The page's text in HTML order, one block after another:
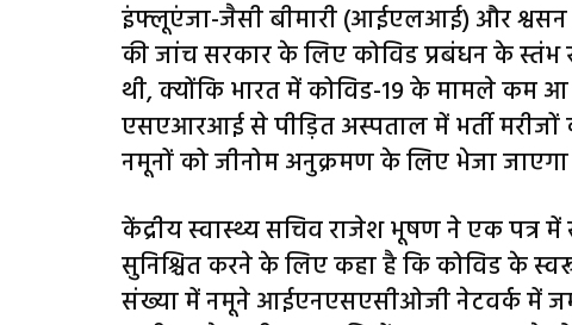
इंफ्लूएंजा-जैसी बीमारी (आईएलआई) और
की जांच सरकार के लिए कोविड प्रबंधन के
थी, क्योंकि भारत में कोविड-19 के मामले कम
एसएआरआई से पीड़ित अस्पताल में भर्ती
नमूनों को जीनोम अनुक्रमण के लिए भेजा
केंद्रीय स्वास्थ्य सचिव राजेश भूषण ने एक पत्र में
सुनिश्चित करने के लिए कहा है कि कोविड के
संख्या में नमूने आईएनएसएसीओजी नेटवर्क में